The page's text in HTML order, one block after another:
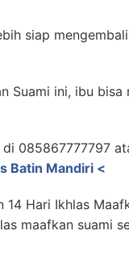
siap
Suami ini, ibu bisa
085867777797
Batin Mandiri <
Hari Ikhlas
maafkan suami